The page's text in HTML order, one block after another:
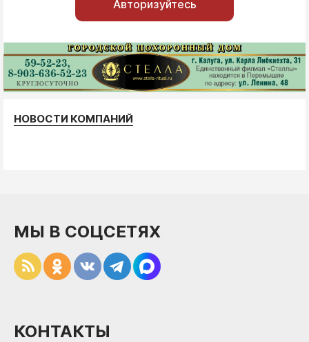
Авторизуйтесь
НОВОСТИ КОМПАНИЙ
МЫ В СОЦСЕТЯХ
КОНТАКТЫ